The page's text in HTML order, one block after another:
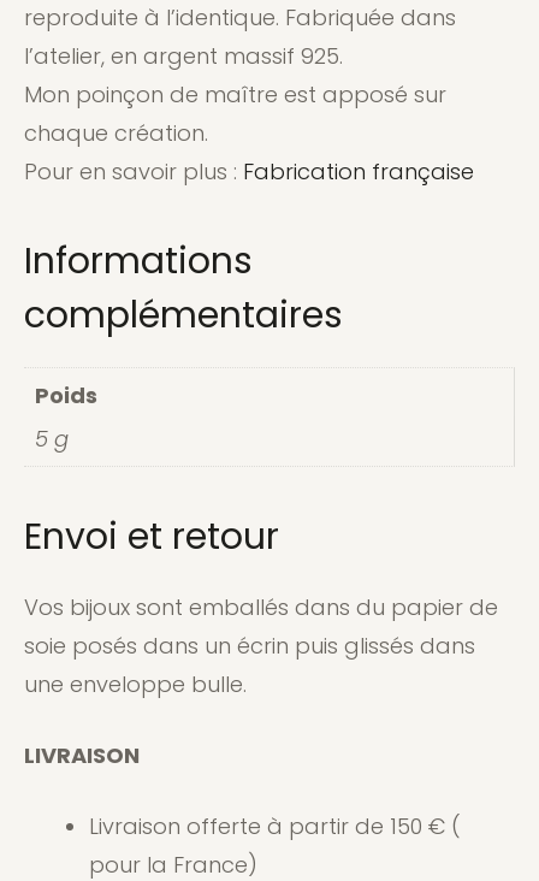
reproduite à l’identique. Fabriquée dans
l’atelier, en argent massif 925.
Mon poinçon de maître est apposé sur
chaque création.
Pour en savoir plus : Fabrication française
Informations
complémentaires
Poids
5 g
Envoi et retour
Vos bijoux sont emballés dans du papier de
soie posés dans un écrin puis glissés dans
une enveloppe bulle.
LIVRAISON
Livraison offerte à partir de 150 € (
pour la France)